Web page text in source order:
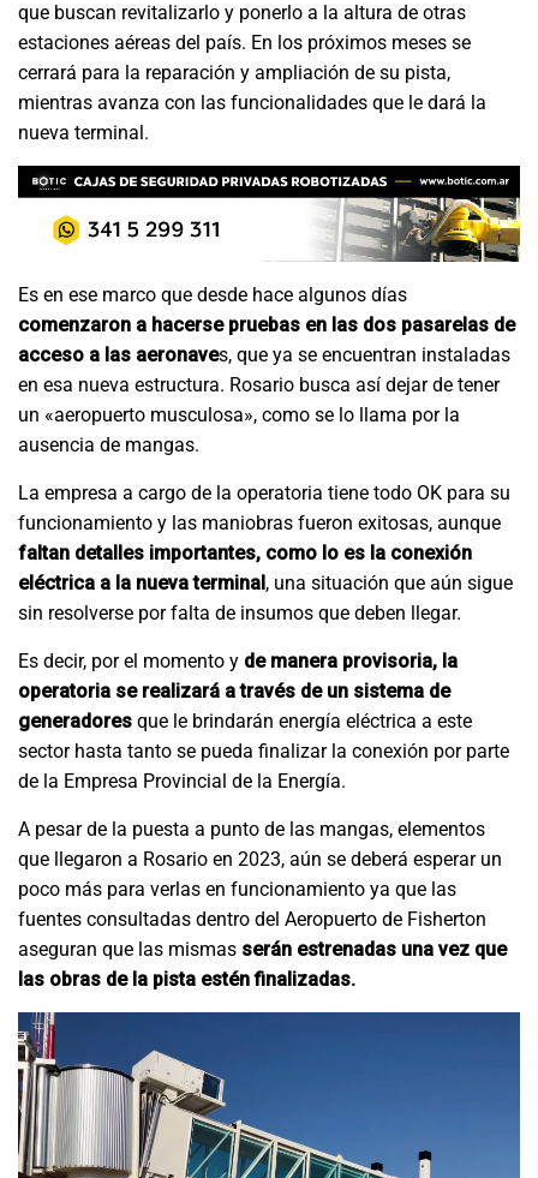
que buscan revitalizarlo y ponerlo a la altura de otras
estaciones aéreas del país. En los próximos meses se
cerrará para la reparación y ampliación de su pista,
mientras avanza con las funcionalidades que le dará la
nueva terminal.
Es en ese marco que desde hace algunos días
comenzaron a hacerse pruebas en las dos pasarelas de
acceso a las aeronaves, que ya se encuentran instaladas
en esa nueva estructura. Rosario busca así dejar de tener
un «aeropuerto musculosa», como se lo llama por la
ausencia de mangas.
La empresa a cargo de la operatoria tiene todo OK para su
funcionamiento y las maniobras fueron exitosas, aunque
faltan detalles importantes, como lo es la conexión
eléctrica a la nueva terminal , una situación que aún sigue
sin resolverse por falta de insumos que deben llegar.
Es decir, por el momento y de manera provisoria, la
operatoria se realizará a través de un sistema de
generadores que le brindarán energía eléctrica a este
sector hasta tanto se pueda finalizar la conexión por parte
de la Empresa Provincial de la Energía.
A pesar de la puesta a punto de las mangas, elementos
que llegaron a Rosario en 2023, aún se deberá esperar un
poco más para verlas en funcionamiento ya que las
fuentes consultadas dentro del Aeropuerto de Fisherton
aseguran que las mismas serán estrenadas una vez que
las obras de la pista estén finalizadas.